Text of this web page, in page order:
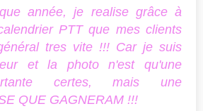
année, je realise grâce à
PTT que mes clients
tres vite !!! Car je suis
et la photo n'est qu'une
certes, mais une
QUE GAGNERAM !!!